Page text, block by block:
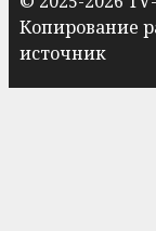
Копирование
источник